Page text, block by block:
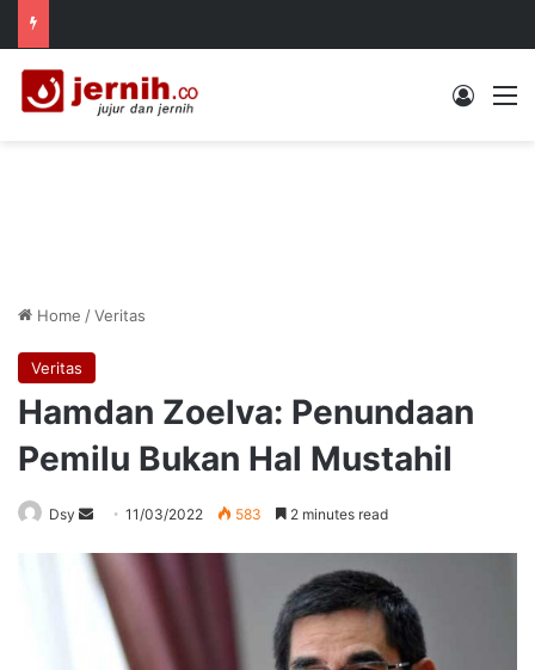
Log In
Home /Veritas
Veritas
Hamdan Zoelva: Penundaan
Pemilu Bukan Hal Mustahil
Dsy
Send
email
11/03/2022 583 2 minutes read